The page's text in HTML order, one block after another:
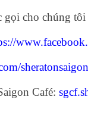
gọi cho chúng
Café: